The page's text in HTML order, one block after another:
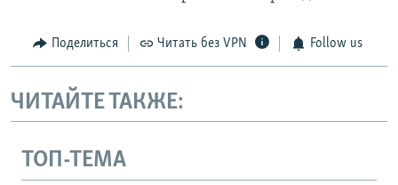
Поделиться Читать без VPN Follow us
ЧИТАЙТЕ ТАКЖЕ:
ТОП-ТЕМА